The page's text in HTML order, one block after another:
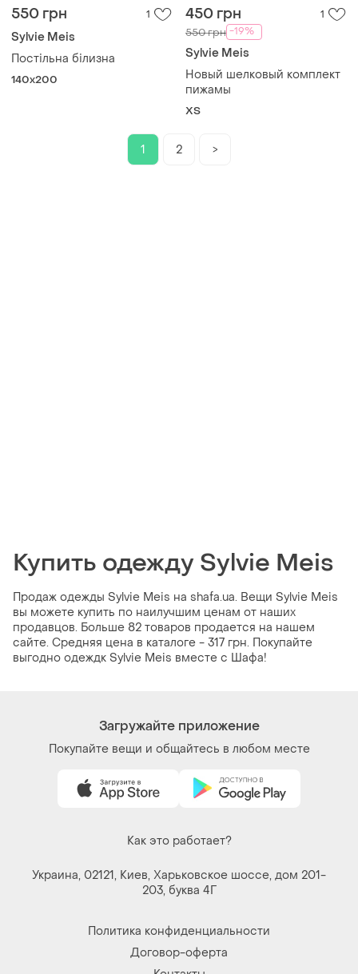
550 грн 1
Sylvie Meis
Постільна білизна
140х200
450 грн 1
550 грн -19%
Sylvie Meis
Новый шелковый комплект
пижамы
ХS
1 2 >
Купить одежду Sylvie Meis
Продаж одежды Sylvie Meis на shafa.ua. Вещи Sylvie Meis
вы можете купить по наилучшим ценам от наших
продавцов. Больше 82 товаров продается на нашем
сайте. Средняя цена в каталоге - 317 грн. Покупайте
выгодно одеждк Sylvie Meis вместе с Шафа!
Загружайте приложение
Покупайте вещи и общайтесь в любом месте
Как это работает?
Украина, 02121, Киев, Харьковское шоссе, дом 201-
203, буква 4Г
Политика конфиденциальности
Договор-оферта